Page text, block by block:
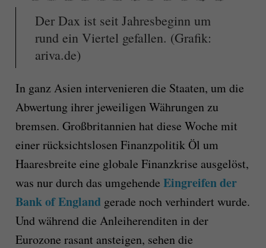
Der Dax ist seit Jahresbeginn um
rund ein Viertel gefallen. (Grafik:
ariva.de)
In ganz Asien intervenieren die Staaten, um die
Abwertung ihrer jeweiligen Währungen zu
bremsen. Großbritannien hat diese Woche mit
einer rücksichtslosen Finanzpolitik Öl um
Haaresbreite eine globale Finanzkrise ausgelöst,
was nur durch das umgehende Eingreifen der
Bank of Englandgerade noch verhindert wurde.
Und während die Anleiherenditen in der
Eurozone rasant ansteigen, sehen die